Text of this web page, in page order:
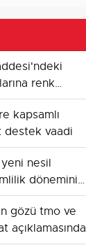
renk
kapsamlı
destek vaadi
nesil
dönemini
gözü tmo ve
açıklamasında